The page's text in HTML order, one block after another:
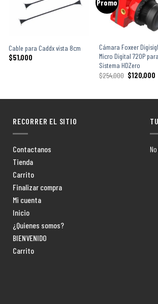
+
Cable para Caddx vista 8cm
$51,000
Promo
Cámara Foxeer
Micro Digital 720P para
Sistema HDZero
$254,000 $120,000
RECORRER EL SITIO
Contactanos
Tienda
Carrito
Finalizar compra
Mi cuenta
Inicio
¿Quienes somos?
BIENVENIDO
Carrito